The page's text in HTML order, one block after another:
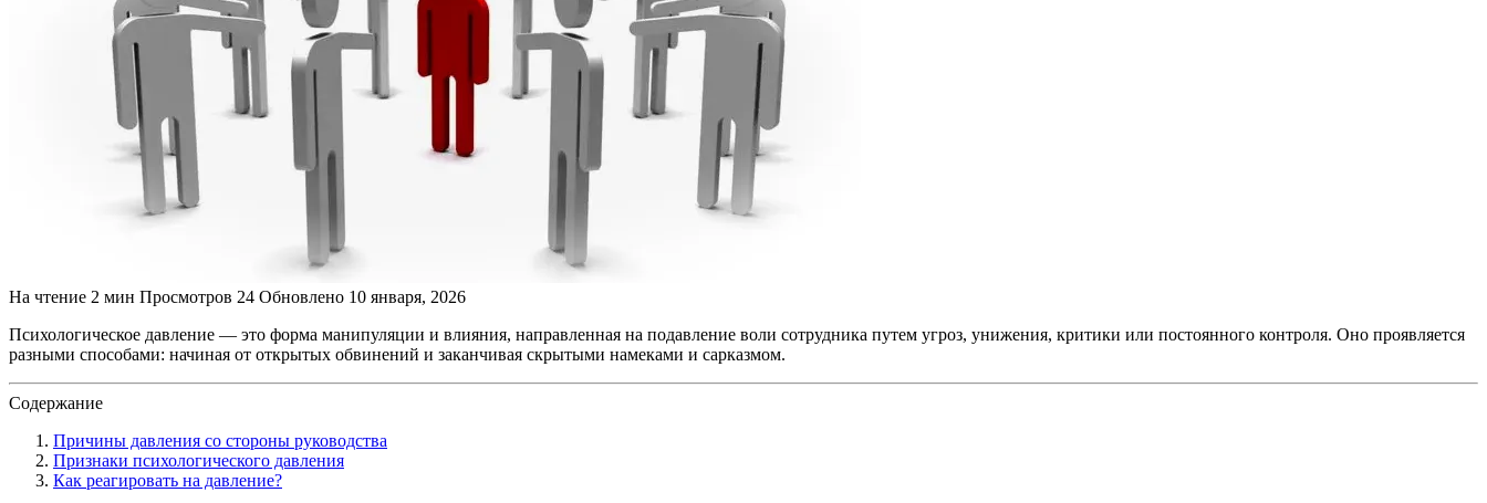
На чтение 2 мин Просмотров 24 Обновлено 10 января, 2026
Психологическое давление — это форма манипуляции и влияния, направленная на подавление воли сотрудника путем угроз, унижения, критики или постоянного контроля. Оно проявляется
разными способами: начиная от открытых обвинений и заканчивая скрытыми намеками и сарказмом.
Содержание
Причины давления со стороны руководства
Признаки психологического давления
Как реагировать на давление?